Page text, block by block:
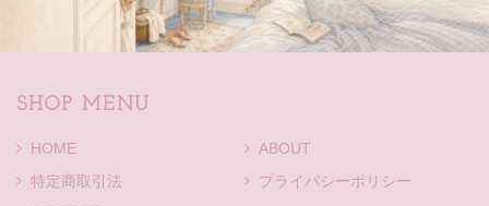
SHOP MENU
HOME
ABOUT
特定商取引法
プライバシーポリシー